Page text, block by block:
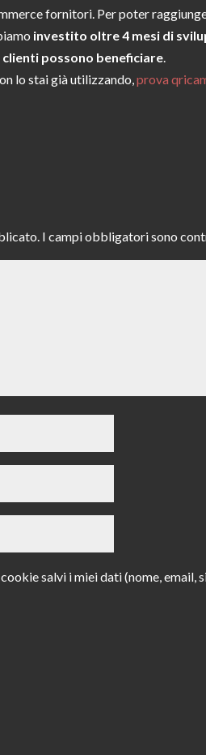
fornitori. Per poter
investito oltre 4 mesi di
possono beneficiare
lo stai già utilizzando,prova
I campi obbligatori sono
salvi i miei dati (nome, email,